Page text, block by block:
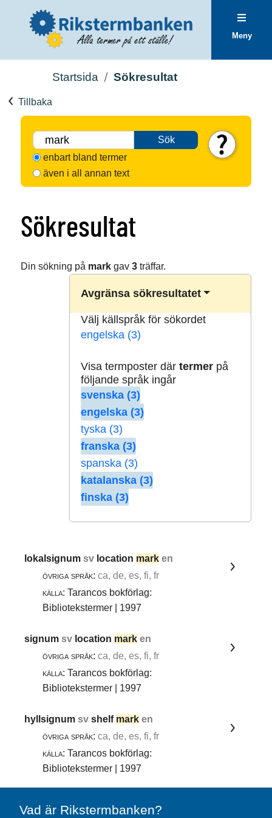
Meny
Startsida Sökresultat
Tillbaka
Sök
enbart bland termer
även i all annan text
Sökresultat
Din sökning på markgav 3träffar.
Avgränsa sökresultatet
Välj källspråk för sökordet
engelska (3)
Visa termposter där termerpå
följande språk ingår
svenska (3)
engelska (3)
tyska (3)
franska (3)
spanska (3)
katalanska (3)
finska (3)
lokalsignumsv location mark en
övriga språk: ca, de, es, fi, fr
källa: Tarancos bokförlag:
Bibliotekstermer | 1997
signumsv location mark en
övriga språk: ca, de, es, fi, fr
källa: Tarancos bokförlag:
Bibliotekstermer | 1997
hyllsignumsvshelf mark en
övriga språk: ca, de, es, fi, fr
källa: Tarancos bokförlag:
Bibliotekstermer | 1997
Vad är Rikstermbanken?